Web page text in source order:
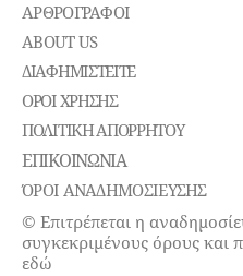
ΑΡΘΡΟΓΡΑΦΟΙ
ABOUT US
ΔΙΑΦΗΜΙΣΤΕΊΤΕ
ΌΡΟΙ ΧΡΉΣΗΣ
ΠΟΛΙΤΙΚΉ ΑΠΟΡΡΉΤΟΥ
ΕΠΙΚΟΙΝΩΝΊΑ
ΌΡΟΙ ΑΝΑΔΗΜΟΣΙΕΥΣΗΣ
© Επιτρέπεται η
συγκεκριμένους όρους και
εδώ